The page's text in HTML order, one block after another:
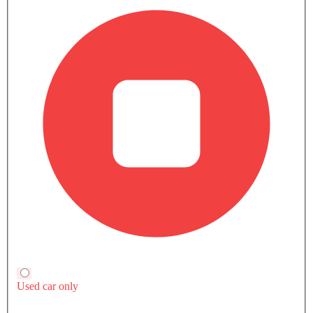
صور خارجية لـ سي تي 5